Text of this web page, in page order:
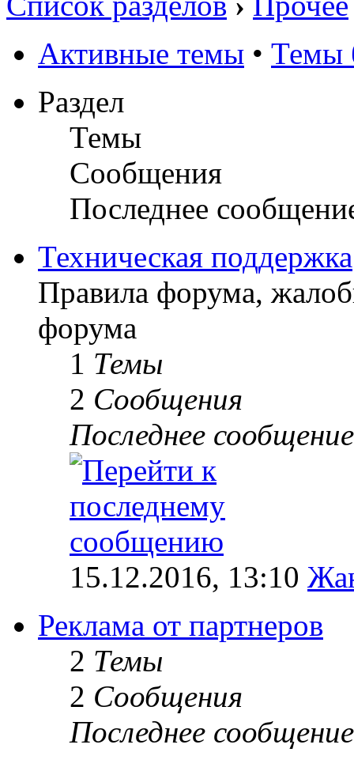
Активные темы • Темы
Раздел
Темы
Сообщения
Последнее
Техническая поддержка
Правила форума,
форума
1 Темы
2 Сообщения
Последнее сообщение
15.12.2016, 13:10
Реклама от партнеров
2 Темы
2 Сообщения
Последнее сообщение